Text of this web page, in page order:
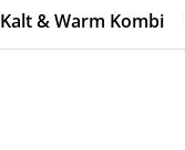
Kalt & Warm Kombi